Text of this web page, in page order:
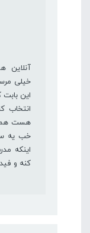
خیلی
این
انتخاب
هست هم
خب یه
اینکه
کنه و